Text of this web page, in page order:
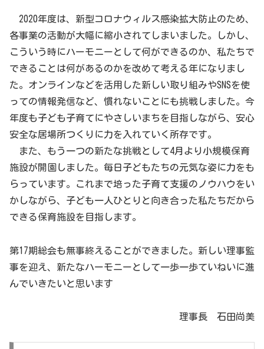
2020年度は、新型コロナウィルス感染拡大防止のため、
各事業の活動が大幅に縮小されてしまいました。しかし、
こういう時にハーモニーとして何ができるのか、私たちで
できることは何があるのかを改めて考える年になりまし
た。オンラインなどを活用した新しい取り組みやSNSを使
っての情報発信など、慣れないことにも挑戦しました。今
年度も子ども子育てにやさしいまちを目指しながら、安心
安全な居場所つくりに力を入れていく所存です。
また、もう一つの新たな挑戦として4月より小規模保育
施設が開園しました。毎日子どもたちの元気な姿に力をも
らっています。これまで培った子育て支援のノウハウをい
かしながら、子ども一人ひとりと向き合った私たちだから
できる保育施設を目指します。
第17期総会も無事終えることができました。新しい理事監
事を迎え、新たなハーモニーとして一歩一歩ていねいに進
んでいきたいと思います
理事長 石田尚美